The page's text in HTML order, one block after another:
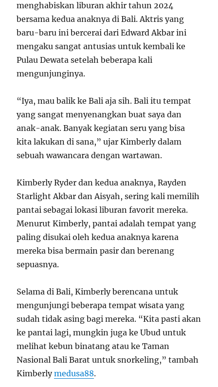
menghabiskan liburan akhir tahun 2024
bersama kedua anaknya di Bali. Aktris yang
baru-baru ini bercerai dari Edward Akbar ini
mengaku sangat antusias untuk kembali ke
Pulau Dewata setelah beberapa kali
mengunjunginya.
“Iya, mau balik ke Bali aja sih. Bali itu tempat
yang sangat menyenangkan buat saya dan
anak-anak. Banyak kegiatan seru yang bisa
kita lakukan di sana,” ujar Kimberly dalam
sebuah wawancara dengan wartawan.
Kimberly Ryder dan kedua anaknya, Rayden
Starlight Akbar dan Aisyah, sering kali memilih
pantai sebagai lokasi liburan favorit mereka.
Menurut Kimberly, pantai adalah tempat yang
paling disukai oleh kedua anaknya karena
mereka bisa bermain pasir dan berenang
sepuasnya.
Selama di Bali, Kimberly berencana untuk
mengunjungi beberapa tempat wisata yang
sudah tidak asing bagi mereka. “Kita pasti akan
ke pantai lagi, mungkin juga ke Ubud untuk
melihat kebun binatang atau ke Taman
Nasional Bali Barat untuk snorkeling,” tambah
Kimberlymedusa88.